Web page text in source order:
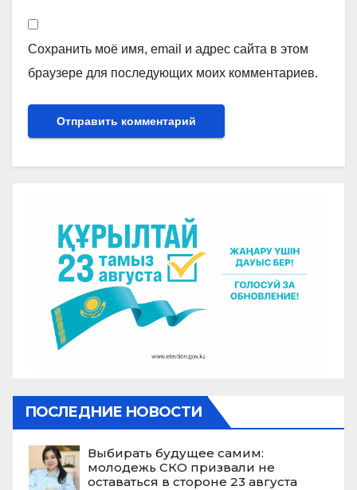
Сохранить моё имя, email и адрес сайта в этом
браузере для последующих моих комментариев.
ПОСЛЕДНИЕ НОВОСТИ
Выбирать будущее самим:
молодежь СКО призвали не
оставаться в стороне 23 августа